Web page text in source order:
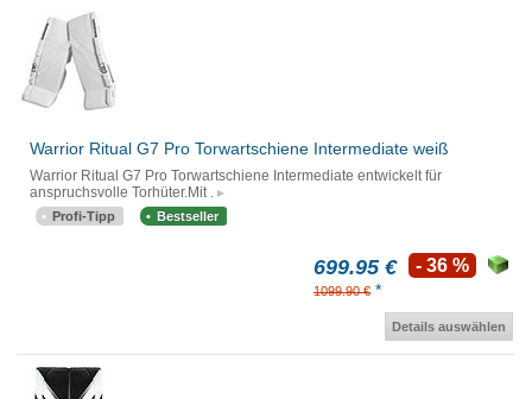
Warrior Ritual G7 Pro Torwartschiene Intermediate weiß
Warrior Ritual G7 Pro Torwartschiene Intermediate entwickelt für
anspruchsvolle Torhüter.Mit .
Profi-Tipp Bestseller
699.95 €
1099.90 € *
- 36 %
Details auswählen